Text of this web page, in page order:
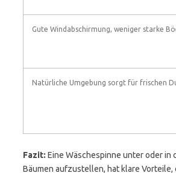
Gute Windabschirmung, weniger starke
Natürliche Umgebung sorgt für frischen
Fazit: Eine Wäschespinne unter oder in
Bäumen aufzustellen, hat klare Vorteile,